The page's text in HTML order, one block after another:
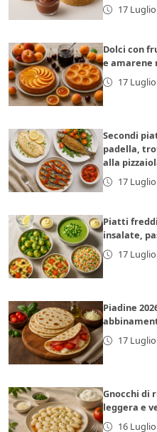
17
Dolci con
e amarene
17
Secondi
padella,
alla
17
Piatti
insalate,
17
Piadine
17
Gnocchi di
leggera e
16